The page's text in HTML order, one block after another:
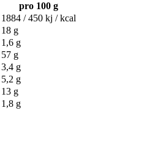
pro 100 g
1884 / 450 kj / kcal
18 g
1,6 g
57 g
3,4 g
5,2 g
13 g
1,8 g